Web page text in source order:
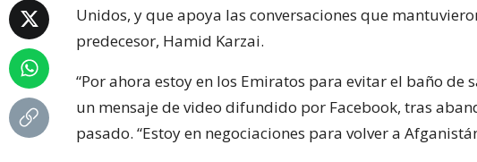
Unidos, y que apoya las conversaciones que
predecesor, Hamid Karzai.
“Por ahora estoy en los Emiratos para evitar el baño de
un mensaje de video difundido por Facebook, tras
pasado. “Estoy en negociaciones para volver a